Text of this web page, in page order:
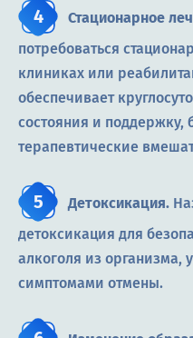
Стационарное
потребоваться
клиниках или
обеспечивает
состояния и поддержку,
терапевтические
Детоксикация.
детоксикация для
алкоголя из организма,
симптомами отмены.